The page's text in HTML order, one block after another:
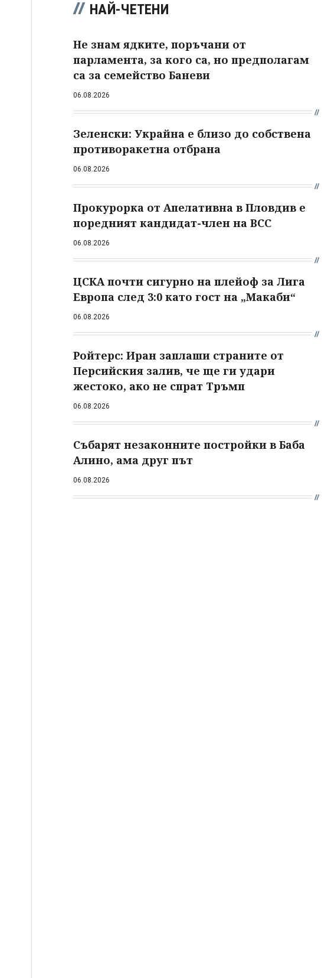
НАЙ-ЧЕТЕНИ
Не знам ядките, поръчани от
парламента, за кого са, но предполагам
са за семейство Баневи
06.08.2026
Зеленски: Украйна е близо до собствена
противоракетна отбрана
06.08.2026
Прокурорка от Апелативна в Пловдив е
поредният кандидат-член на ВСС
06.08.2026
ЦСКА почти сигурно на плейоф за Лига
Европа след 3:0 като гост на „Макаби“
06.08.2026
Ройтерс: Иран заплаши страните от
Персийския залив, че ще ги удари
жестоко, ако не спрат Тръмп
06.08.2026
Събарят незаконните постройки в Баба
Алино, ама друг път
06.08.2026